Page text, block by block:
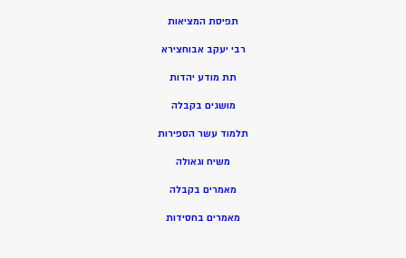
תפיסת המציאות
רבי יעקב אבוחצירא
תת מודע יהדות
מושגים בקבלה
תלמוד עשר הספירות
משיח וגאולה
מאמרים בקבלה
מאמרים בחסידות